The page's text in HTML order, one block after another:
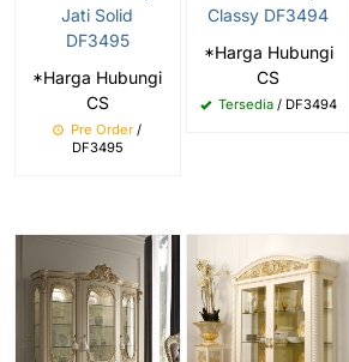
Jati Solid
DF3495
*Harga Hubungi
CS
Pre Order /
DF3495
Classy DF3494
*Harga Hubungi
CS
Tersedia/ DF3494